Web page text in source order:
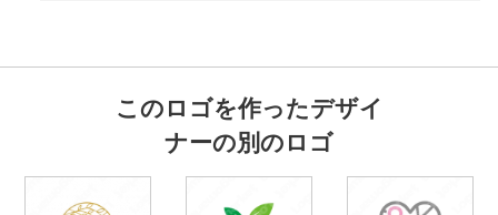
このロゴを作ったデザイ
ナーの別のロゴ